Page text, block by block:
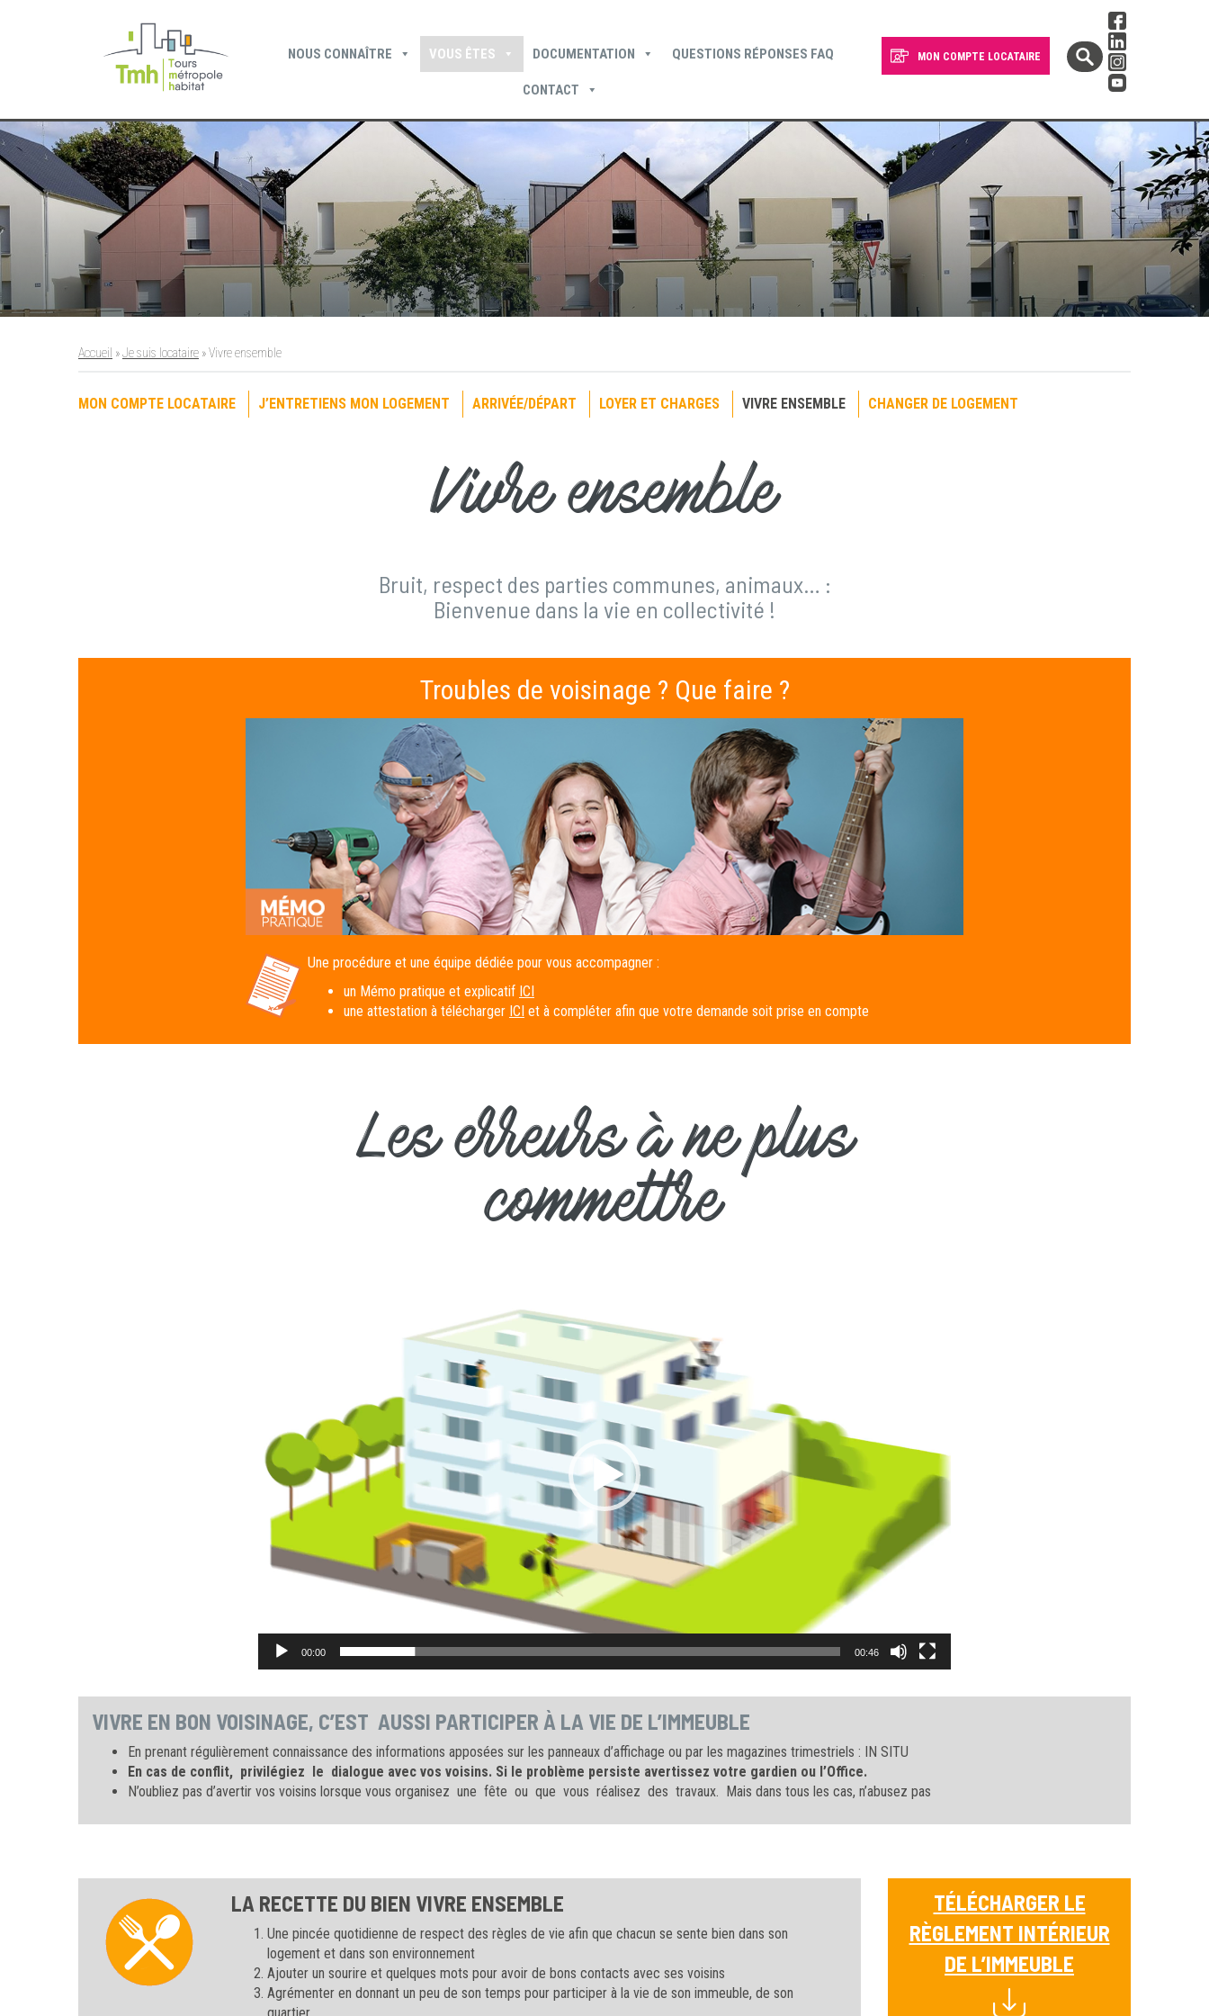
NOUS CONNAÎTRE VOUS ÊTES DOCUMENTATION QUESTIONS RÉPONSES FAQ
CONTACT
MON COMPTE LOCATAIRE
Devenir locataire Je suis locataire
Accueil »Je suis locataire »Vivre ensemble
MON COMPTE LOCATAIRE J’ENTRETIENS MON LOGEMENT ARRIVÉE/DÉPART LOYER ET CHARGES VIVRE ENSEMBLE CHANGER DE LOGEMENT
Vivre ensemble
Bruit, respect des parties communes, animaux… :
Bienvenue dans la vie en collectivité !
Troubles de voisinage ? Que faire ?
Une procédure et une équipe dédiée pour vous accompagner :
un Mémo pratique et explicatif ICI
une attestation à télécharger ICIet à compléter afin que votre demande soit prise en compte
Les erreurs à ne plus
commettre
00:00 00:46
VIVRE EN BON VOISINAGE, C’EST AUSSI PARTICIPER À LA VIE DE L’IMMEUBLE
En prenant régulièrement connaissance des informations apposées sur les panneaux d’affichage ou par les magazines trimestriels : IN SITU
En cas de conflit, privilégiez le dialogue avec vos voisins. Si le problème persiste avertissez votre gardien ou l’Office.
N’oubliez pas d’avertir vos voisins lorsque vous organisez une fête ou que vous réalisez des travaux. Mais dans tous les cas, n’abusez pas
LA RECETTE DU BIEN VIVRE ENSEMBLE
Une pincée quotidienne de respect des règles de vie afin que chacun se sente bien dans son
logement et dans son environnement
Ajouter un sourire et quelques mots pour avoir de bons contacts avec ses voisins
Agrémenter en donnant un peu de son temps pour participer à la vie de son immeuble, de son
TÉLÉCHARGER LE
RÈGLEMENT INTÉRIEUR
DE L’IMMEUBLE